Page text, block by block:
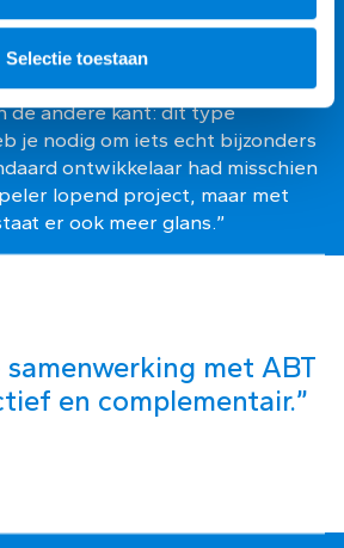
Selectie toestaan
mee. Het vraagt dat je een
goed meeneemt in het traject.
hier, sprake is er van extreem
de andere kant: dit type
je nodig om iets echt bijzonders
ontwikkelaar had misschien
lopend project, maar met
er ook meer glans.”
samenwerking met ABT
en complementair.”